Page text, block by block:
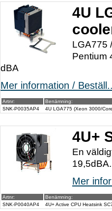
4U
LGA775
Pentium
dBA
Mer information /
Artnr:
Benämning:
SNK-P0035AP4
4U LGA775 (Xeon 3000/
4U+
En
19,5dBA.
Mer
Artnr:
Benämning:
SNK-P0040AP4
4U+ Active CPU Heatsink